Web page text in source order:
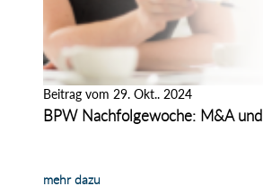
Beitrag vom 29. Okt.. 2024
BPW Nachfolgewoche: M&A
mehr dazu